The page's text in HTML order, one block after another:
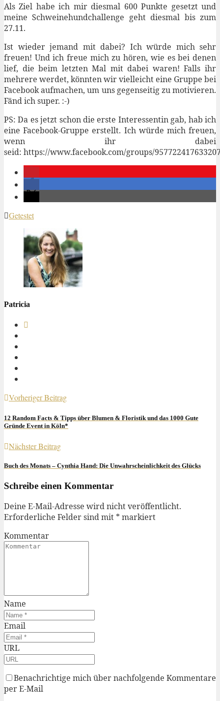
Als Ziel habe ich mir diesmal 600 Punkte gesetzt und
meine Schweinehundchallenge geht diesmal bis zum
27.11.
Ist wieder jemand mit dabei? Ich würde mich sehr
freuen! Und ich freue mich zu hören, wie es bei denen
lief, die beim letzten Mal mit dabei waren! Falls ihr
mehrere werdet, könnten wir vielleicht eine Gruppe bei
Facebook aufmachen, um uns gegenseitig zu motivieren.
Fänd ich super. :-)
PS: Da es jetzt schon die erste Interessentin gab, hab ich
eine Facebook-Gruppe erstellt. Ich würde mich freuen,
wenn ihr dabei
seid: https://www.facebook.com/groups/
Getestet
Patricia
Vorheriger Beitrag
12 Random Facts & Tipps über Blumen & Floristik und das 1000 Gute
Gründe Event in Köln*
Nächster Beitrag
Buch des Monats – Cynthia Hand: Die Unwahrscheinlichkeit des Glücks
Schreibe einen Kommentar
Deine E-Mail-Adresse wird nicht veröffentlicht.
Erforderliche Felder sind mit * markiert
Kommentar
Name
Email
URL
Benachrichtige mich über nachfolgende Kommentare
per E-Mail